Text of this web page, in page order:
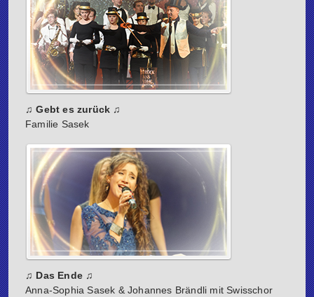
♫ Gebt es zurück ♫
Familie Sasek
♫ Das Ende ♫
Anna-Sophia Sasek & Johannes Brändli mit Swisschor